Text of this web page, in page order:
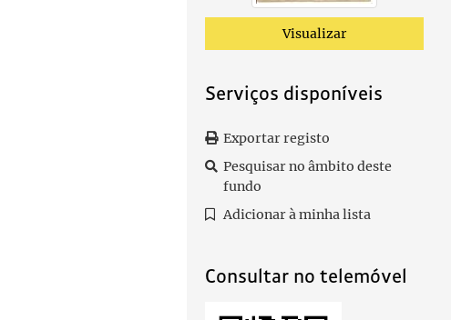
Visualizar
Serviços disponíveis
Exportar registo
Pesquisar no âmbito deste
fundo
Adicionar à minha lista
Consultar no telemóvel